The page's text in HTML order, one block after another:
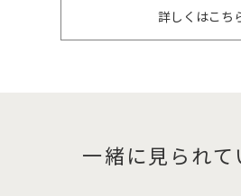
詳しくはこち
一緒に見られて